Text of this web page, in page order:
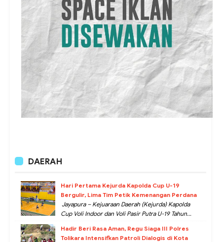
DAERAH
Hari Pertama Kejurda Kapolda Cup U-19
Bergulir, Lima Tim Petik Kemenangan Perdana
Jayapura – Kejuaraan Daerah (Kejurda) Kapolda
Cup Voli Indoor dan Voli Pasir Putra U-19 Tahun...
Hadir Beri Rasa Aman, Regu Siaga III Polres
Tolikara Intensifkan Patroli Dialogis di Kota